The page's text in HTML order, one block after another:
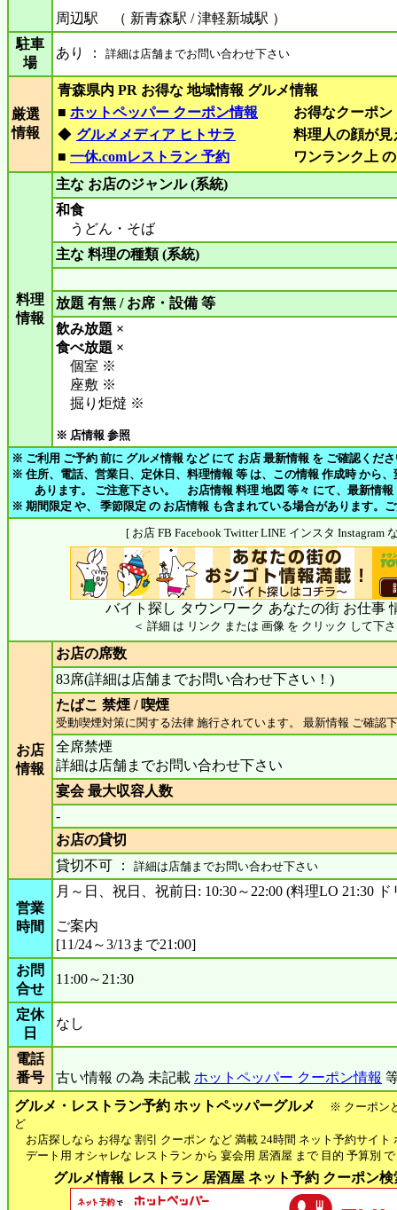
周辺駅 （ 新青森駅 / 津軽新城駅 ）
駐車
場
あり ： 詳細は店舗までお問い合わせ下さい
厳選
情報
青森県内 PR お得な 地域情報 グルメ情報
■ ホットペッパー クーポン情報
お得なクーポ
◆ グルメメディア ヒトサラ
料理人の顔が
■ 一休.comレストラン 予約 ワンランク上
料理
情報
主な お店のジャンル (系統)
和食
うどん・そば
主な 料理の種類 (系統)
放題 有無 / お席・設備 等
飲み放題 ×
食べ放題 ×
個室 ※
座敷 ※
掘り炬燵 ※
※ 店情報 参照
※ ご利用 ご予約 前に グルメ情報 など にて お店 最新情報 を ご確認くだ
※ 住所、電話、営業日、定休日、料理情報 等 は、この情報 作成時 から
あります。 ご注意下さい。 お店情報 料理 地図 等々 にて、最新情報
※ 期間限定 や、 季節限定 の お店情報 も含まれている場合があります。
[ お店 FB Facebook Twitter LINE インスタ Instagram
バイト探し タウンワーク あなたの街 お仕事
＜ 詳細 は リンク または 画像 を クリック して下
お店
情報
お店の席数
83席(詳細は店舗までお問い合わせ下さい！)
たばこ 禁煙 / 喫煙
受動喫煙対策に関する法律 施行されています。 最新情報 ご確認
全席禁煙
詳細は店舗までお問い合わせ下さい
宴会 最大収容人数
-
お店の貸切
貸切不可 ： 詳細は店舗までお問い合わせ下さい
営業
時間
月～日、祝日、祝前日: 10:30～22:00 (料理LO 21:30 ド
ご案内
[11/24～3/13まで21:00]
お問
合せ
11:00～21:30
定休
日
なし
電話
番号
古い情報 の為 未記載 ホットペッパー クーポン情報
グルメ・レストラン予約 ホットペッパーグルメ
※ クーポン
ど
お店探しなら お得な 割引 クーポン など 満載 24時間 ネット予約サイト
デート用 オシャレな レストラン から 宴会用 居酒屋 まで 目的 予算別
グルメ情報 レストラン 居酒屋 ネット予約 クーポン